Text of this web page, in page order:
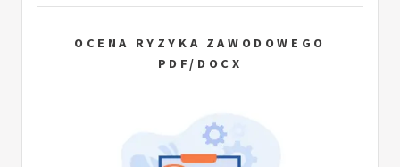
OCENA RYZYKA ZAWODOWEGO
PDF/DOCX